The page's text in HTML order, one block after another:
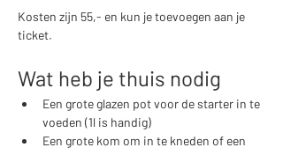
Kosten zijn 55,- en kun je toevoegen aan je
ticket.
Wat heb je thuis nodig
Een grote glazen pot voor de starter in te
voeden (1l is handig)
Een grote kom om in te kneden of een